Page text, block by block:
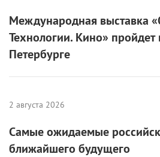
Международная выставка
Технологии. Кино» пройдет
Петербурге
2 августа 2026
Самые ожидаемые
ближайшего будущего